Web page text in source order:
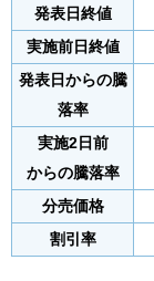
発表日終値
実施前日終値
発表日からの騰
落率
実施2日前
からの騰落率
分売価格
割引率